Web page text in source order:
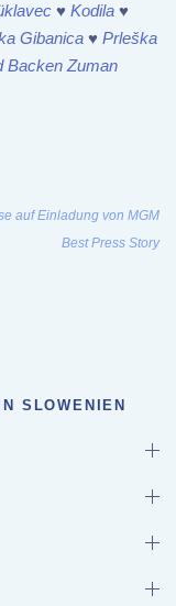
♥ Kodila ♥
Gibanica ♥ Prleška
Backen Zuman
auf Einladung von MGM
Best Press Story
SLOWENIEN